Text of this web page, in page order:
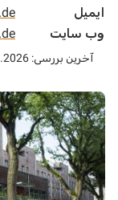
ایمیل
وب سایت
آخرین بررسی: 12.03.2026